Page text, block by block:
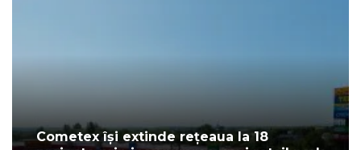
Cometex își extinde rețeaua la 18